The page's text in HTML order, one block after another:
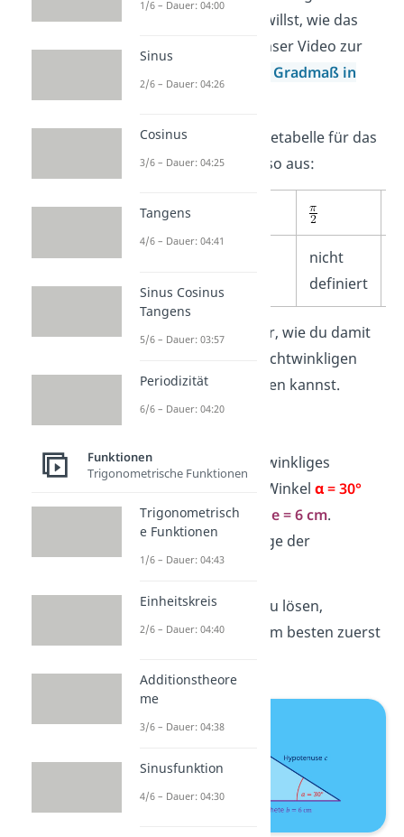
Wenn du wissen willst, wie das
geht, schau dir unser Video zur
Umrechnung von Gradmaß in
Die Tangens-Wertetabelle für das
Bogenmaß sieht so aus:
0
nicht
definiert
Jetzt zeigen wir dir, wie du damit
die Maße eines rechtwinkligen
Dreiecks berechnen kannst.
Du hast ein rechtwinkliges
Dreieck mit dem Winkelα = 30°
und derAnkathete = 6 cm.
Berechne die Länge der
Gegenkathete
Um die Aufgabe zu lösen,
zeichnest du dir am besten zuerst
1/6 – Dauer: 04:00
Sinus
2/6 – Dauer: 04:26
Cosinus
3/6 – Dauer: 04:25
Tangens
4/6 – Dauer: 04:41
Sinus Cosinus
Tangens
5/6 – Dauer: 03:57
Periodizität
6/6 – Dauer: 04:20
Funktionen
Trigonometrische Funktionen
Trigonometrisch
e Funktionen
1/6 – Dauer: 04:43
Einheitskreis
2/6 – Dauer: 04:40
Additionstheore
me
3/6 – Dauer: 04:38
Sinusfunktion
4/6 – Dauer: 04:30